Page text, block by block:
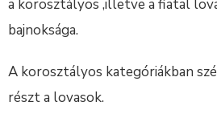
a korosztályos ,illetve a fiatal
bajnoksága.
A korosztályos kategóriákban
részt a lovasok.